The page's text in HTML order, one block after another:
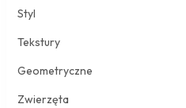
Styl
Tekstury
Geometryczne
Zwierzęta